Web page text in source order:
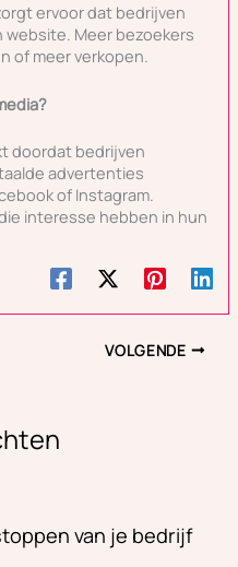
ervoor dat bedrijven
website. Meer bezoekers
of meer verkopen.
doordat bedrijven
advertenties
of Instagram.
interesse hebben in hun
VOLGENDE
van je bedrijf